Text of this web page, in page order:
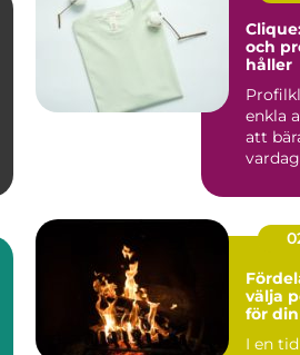
och
håller
enkla
att
välja
för
I en